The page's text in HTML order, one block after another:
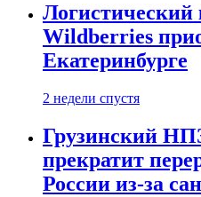
Логистический
Wildberries
Екатеринбурге
2 недели спустя
Грузинский
прекратит
России из-за